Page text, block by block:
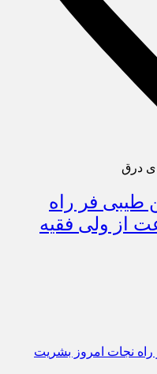
درق
طیبی فر راه
از ولی فقیه